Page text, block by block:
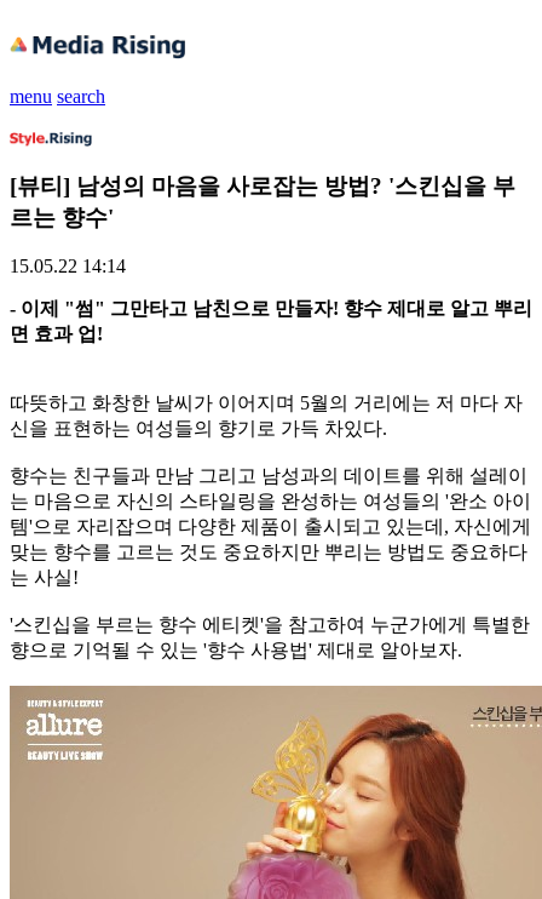
menu search
[뷰티] 남성의 마음을 사로잡는 방법? '스킨십을 부
르는 향수'
15.05.22 14:14
- 이제 "썸" 그만타고 남친으로 만들자! 향수 제대로 알고 뿌리
면 효과 업!
따뜻하고 화창한 날씨가 이어지며 5월의 거리에는 저 마다 자
신을 표현하는 여성들의 향기로 가득 차있다.
향수는 친구들과 만남 그리고 남성과의 데이트를 위해 설레이
는 마음으로 자신의 스타일링을 완성하는 여성들의 '완소 아이
템'으로 자리잡으며 다양한 제품이 출시되고 있는데, 자신에게
맞는 향수를 고르는 것도 중요하지만 뿌리는 방법도 중요하다
는 사실!
'스킨십을 부르는 향수 에티켓'을 참고하여 누군가에게 특별한
향으로 기억될 수 있는 '향수 사용법' 제대로 알아보자.